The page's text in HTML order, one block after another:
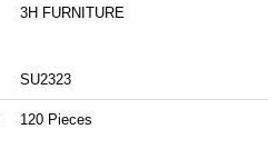
3H FURNITURE
SU2323
120 Pieces